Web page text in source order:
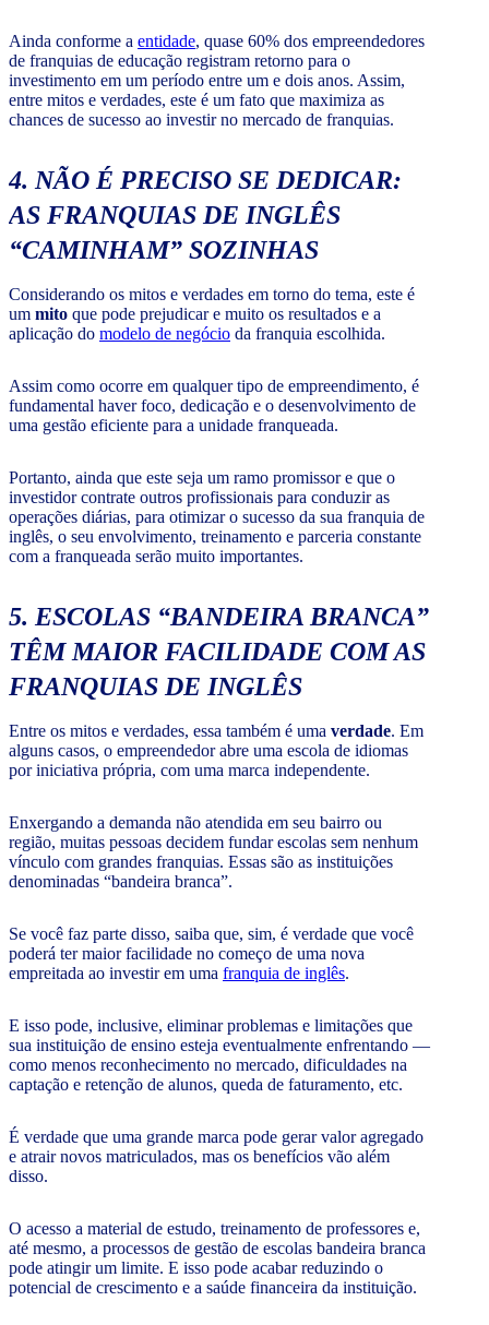
Ainda conforme a entidade, quase 60% dos empreendedores
de franquias de educação registram retorno para o
investimento em um período entre um e dois anos. Assim,
entre mitos e verdades, este é um fato que maximiza as
chances de sucesso ao investir no mercado de franquias.
4. NÃO É PRECISO SE DEDICAR:
AS FRANQUIAS DE INGLÊS
“CAMINHAM” SOZINHAS
Considerando os mitos e verdades em torno do tema, este é
um mito que pode prejudicar e muito os resultados e a
aplicação do modelo de negócio da franquia escolhida.
Assim como ocorre em qualquer tipo de empreendimento, é
fundamental haver foco, dedicação e o desenvolvimento de
uma gestão eficiente para a unidade franqueada.
Portanto, ainda que este seja um ramo promissor e que o
investidor contrate outros profissionais para conduzir as
operações diárias, para otimizar o sucesso da sua franquia de
inglês, o seu envolvimento, treinamento e parceria constante
com a franqueada serão muito importantes.
5. ESCOLAS “BANDEIRA BRANCA”
TÊM MAIOR FACILIDADE COM AS
FRANQUIAS DE INGLÊS
Entre os mitos e verdades, essa também é uma verdade. Em
alguns casos, o empreendedor abre uma escola de idiomas
por iniciativa própria, com uma marca independente.
Enxergando a demanda não atendida em seu bairro ou
região, muitas pessoas decidem fundar escolas sem nenhum
vínculo com grandes franquias. Essas são as instituições
denominadas “bandeira branca”.
Se você faz parte disso, saiba que, sim, é verdade que você
poderá ter maior facilidade no começo de uma nova
empreitada ao investir em uma franquia de inglês.
E isso pode, inclusive, eliminar problemas e limitações que
sua instituição de ensino esteja eventualmente enfrentando —
como menos reconhecimento no mercado, dificuldades na
captação e retenção de alunos, queda de faturamento, etc.
É verdade que uma grande marca pode gerar valor agregado
e atrair novos matriculados, mas os benefícios vão além
disso.
O acesso a material de estudo, treinamento de professores e,
até mesmo, a processos de gestão de escolas bandeira branca
pode atingir um limite. E isso pode acabar reduzindo o
potencial de crescimento e a saúde financeira da instituição.